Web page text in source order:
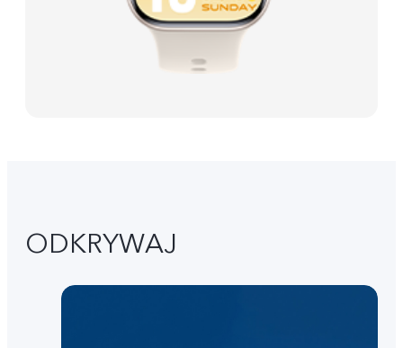
ODKRYWAJ